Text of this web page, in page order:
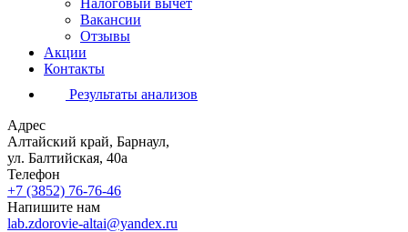
Налоговый вычет
Вакансии
Отзывы
Акции
Контакты
Результаты анализов
Адрес
Алтайский край, Барнаул,
ул. Балтийская, 40а
Телефон
+7 (3852) 76-76-46
Напишите нам
lab.zdorovie-altai@yandex.ru